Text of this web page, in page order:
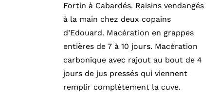
Fortin à Cabardés. Raisins vendangés
à la main chez deux copains
d’Edouard. Macération en grappes
entières de 7 à 10 jours. Macération
carbonique avec rajout au bout de 4
jours de jus pressés qui viennent
remplir complètement la cuve.